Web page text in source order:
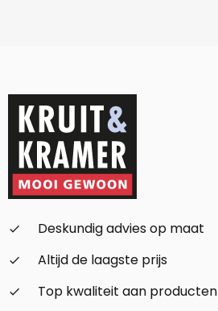
check_small
Deskundig advies op maat
check_small
Altijd de laagste prijs
check_small
Top kwaliteit aan producten